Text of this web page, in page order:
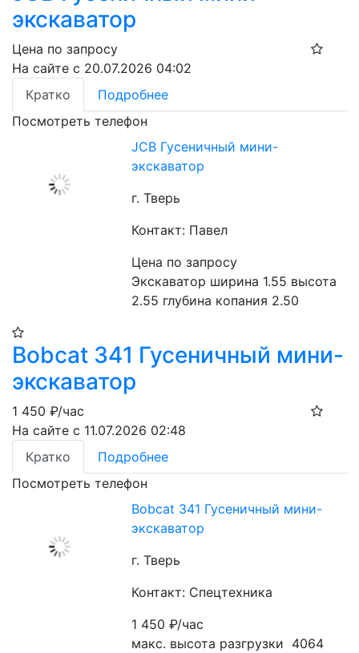
экскаватор
Цена по запросу
На сайте с 20.07.2026 04:02
Кратко
Подробнее
Посмотреть телефон
JCB Гусеничный мини-
экскаватор
г. Тверь
Контакт: Павел
Цена по запросу
Экскаватор ширина 1.55 высота
2.55 глубина копания 2.50
Bobcat 341 Гусеничный мини-
экскаватор
1 450 ₽/час
На сайте с 11.07.2026 02:48
Кратко
Подробнее
Посмотреть телефон
Bobcat 341 Гусеничный мини-
экскаватор
г. Тверь
Контакт: Спецтехника
1 450₽/час
макс. высота разгрузки  4064